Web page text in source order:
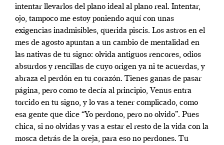
intentar llevarlos del plano ideal al plano real. Intentar,
ojo, tampoco me estoy poniendo aquí con unas
exigencias inadmisibles, querida piscis. Los astros en el
mes de agosto apuntan a un cambio de mentalidad en
las nativas de tu signo: olvida antiguos rencores, odios
absurdos y rencillas de cuyo origen ya ni te acuerdas, y
abraza el perdón en tu corazón. Tienes ganas de pasar
página, pero como te decía al principio, Venus entra
torcido en tu signo, y lo vas a tener complicado, como
esa gente que dice “Yo perdono, pero no olvido”. Pues
chica, si no olvidas y vas a estar el resto de la vida con la
mosca detrás de la oreja, para eso no perdones. Tu